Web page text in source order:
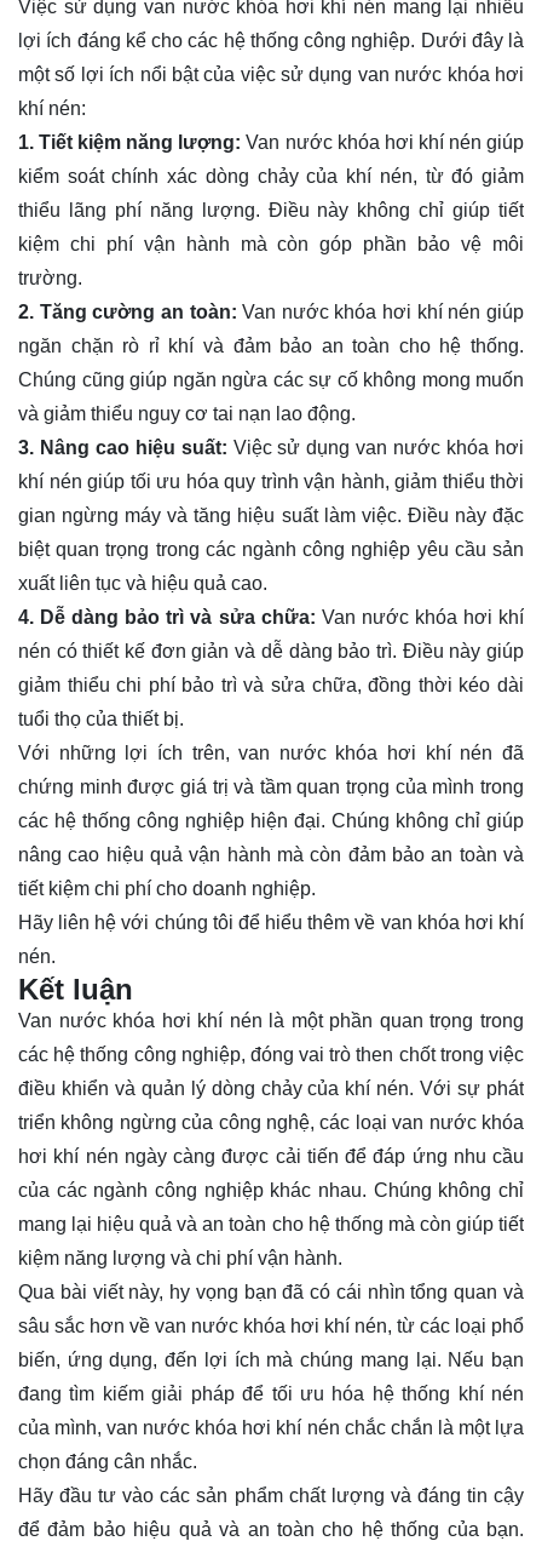
Việc sử dụng van nước khóa hơi khí nén mang lại nhiều
lợi ích đáng kể cho các hệ thống công nghiệp. Dưới đây là
một số lợi ích nổi bật của việc sử dụng van nước khóa hơi
khí nén:
1. Tiết kiệm năng lượng: Van nước khóa hơi khí nén giúp
kiểm soát chính xác dòng chảy của khí nén, từ đó giảm
thiểu lãng phí năng lượng. Điều này không chỉ giúp tiết
kiệm chi phí vận hành mà còn góp phần bảo vệ môi
trường.
2. Tăng cường an toàn: Van nước khóa hơi khí nén giúp
ngăn chặn rò rỉ khí và đảm bảo an toàn cho hệ thống.
Chúng cũng giúp ngăn ngừa các sự cố không mong muốn
và giảm thiểu nguy cơ tai nạn lao động.
3. Nâng cao hiệu suất: Việc sử dụng van nước khóa hơi
khí nén giúp tối ưu hóa quy trình vận hành, giảm thiểu thời
gian ngừng máy và tăng hiệu suất làm việc. Điều này đặc
biệt quan trọng trong các ngành công nghiệp yêu cầu sản
xuất liên tục và hiệu quả cao.
4. Dễ dàng bảo trì và sửa chữa: Van nước khóa hơi khí
nén có thiết kế đơn giản và dễ dàng bảo trì. Điều này giúp
giảm thiểu chi phí bảo trì và sửa chữa, đồng thời kéo dài
tuổi thọ của thiết bị.
Với những lợi ích trên, van nước khóa hơi khí nén đã
chứng minh được giá trị và tầm quan trọng của mình trong
các hệ thống công nghiệp hiện đại. Chúng không chỉ giúp
nâng cao hiệu quả vận hành mà còn đảm bảo an toàn và
tiết kiệm chi phí cho doanh nghiệp.
Hãy liên hệ với chúng tôi để hiểu thêm về van khóa hơi khí
nén.
Kết luận
Van nước khóa hơi khí nén là một phần quan trọng trong
các hệ thống công nghiệp, đóng vai trò then chốt trong việc
điều khiển và quản lý dòng chảy của khí nén. Với sự phát
triển không ngừng của công nghệ, các loại van nước khóa
hơi khí nén ngày càng được cải tiến để đáp ứng nhu cầu
của các ngành công nghiệp khác nhau. Chúng không chỉ
mang lại hiệu quả và an toàn cho hệ thống mà còn giúp tiết
kiệm năng lượng và chi phí vận hành.
Qua bài viết này, hy vọng bạn đã có cái nhìn tổng quan và
sâu sắc hơn về van nước khóa hơi khí nén, từ các loại phổ
biến, ứng dụng, đến lợi ích mà chúng mang lại. Nếu bạn
đang tìm kiếm giải pháp để tối ưu hóa hệ thống khí nén
của mình, van nước khóa hơi khí nén chắc chắn là một lựa
chọn đáng cân nhắc.
Hãy đầu tư vào các sản phẩm chất lượng và đáng tin cậy
để đảm bảo hiệu quả và an toàn cho hệ thống của bạn.